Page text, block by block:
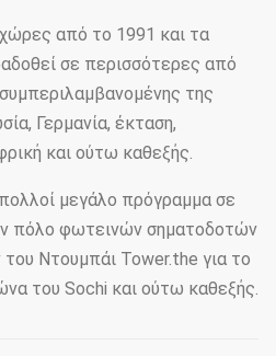
από το 1991 και τα
σε περισσότερες από
της
Γερμανία, έκταση,
και ούτω καθεξής.
μεγάλο πρόγραμμα σε
πόλο φωτεινών σηματοδοτών
Ντουμπάι Tower.the για το
του Sochi και ούτω καθεξής.